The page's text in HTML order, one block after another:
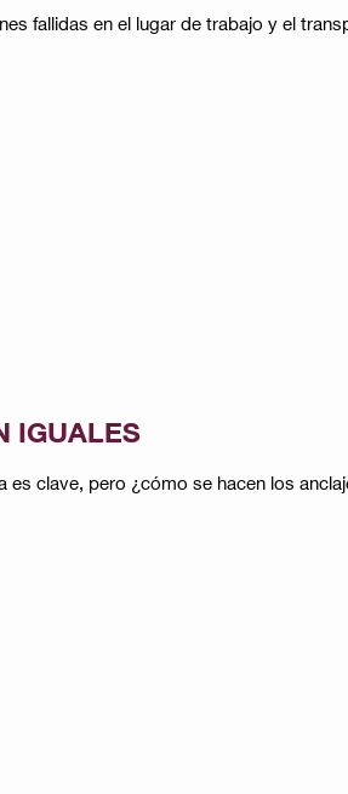
fallidas en el lugar de trabajo y el
IGUALES
clave, pero ¿cómo se hacen los